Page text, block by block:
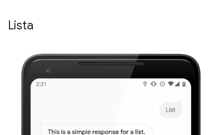
Lista